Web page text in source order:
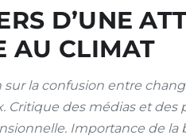
D’UNE
AU CLIMAT
sur la confusion entre
Critique des médias et des
Importance de la